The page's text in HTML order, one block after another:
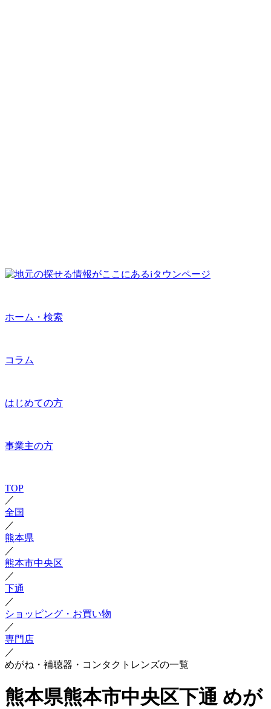
ホーム・検索
コラム
はじめての方
事業主の方
TOP
／
全国
／
熊本県
／
熊本市中央区
／
下通
／
ショッピング・お買い物
／
専門店
／
めがね・補聴器・コンタクトレンズの一覧
熊本県熊本市中央区下通 めが